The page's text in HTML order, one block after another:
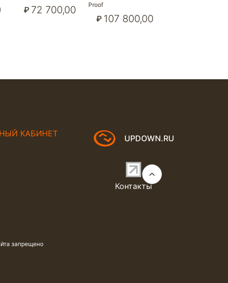
₽ 72 700,00
Proof
₽ 107 800,00
КАБИНЕТ UPDOWN.RU
Контакты
запрещено